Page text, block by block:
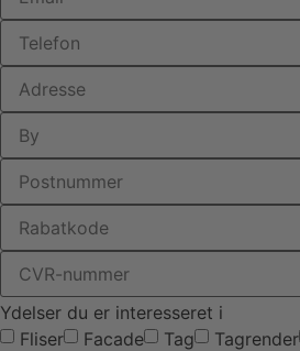
Ydelser du er interesseret i
Fliser
Facade Tag Tagrender